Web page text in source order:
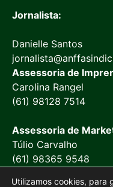
Jornalista:
Danielle Santos
Assessoria de
Carolina Rangel
(61) 98128 7514
Assessoria de
Túlio Carvalho
(61) 98365 9548
Utilizamos cookies, para